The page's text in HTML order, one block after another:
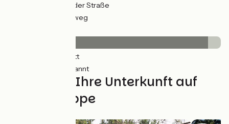
(52%) Auf der Straße
(48%) Radweg
(94%) Glatt
(6%) Unbekannt
Finden Sie Ihre Unterkunft auf
dieser Etappe